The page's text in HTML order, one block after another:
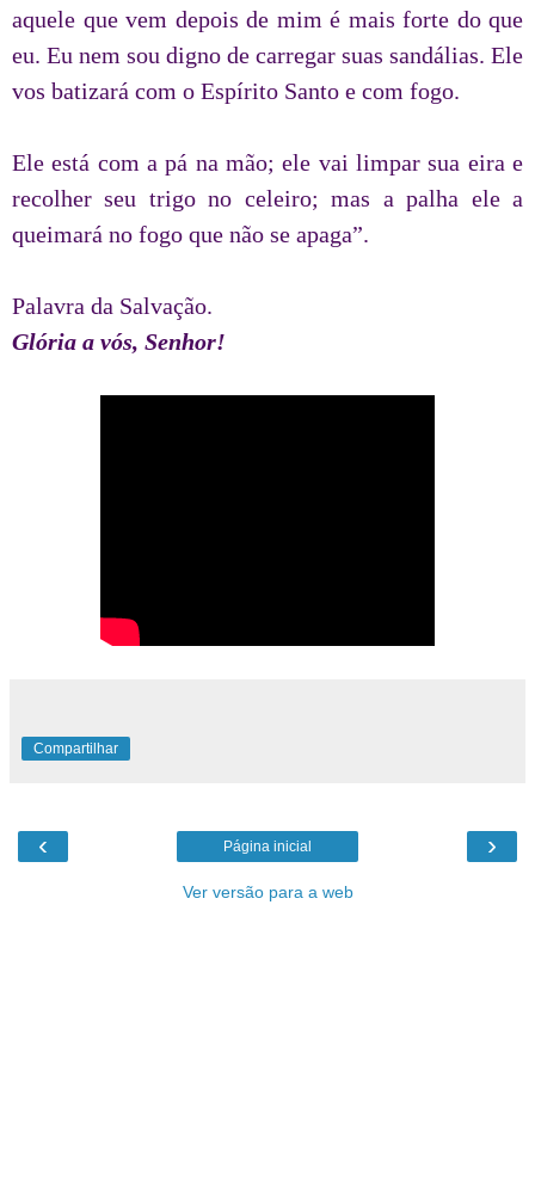
aquele que vem depois de mim é mais forte do que
eu. Eu nem sou digno de carregar suas sandálias. Ele
vos batizará com o Espírito Santo e com fogo.
Ele está com a pá na mão; ele vai limpar sua eira e
recolher seu trigo no celeiro; mas a palha ele a
queimará no fogo que não se apaga”.
Palavra da Salvação.
Glória a vós, Senhor!
Compartilhar
‹ ›
Página inicial
Ver versão para a web